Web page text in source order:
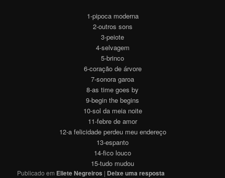
1-pipoca moderna
2-outros sons
3-peiote
4-selvagem
5-brinco
6-coração de árvore
7-sonora garoa
8-as time goes by
9-begin the begins
10-sol da meia noite
11-febre de amor
12-a felicidade perdeu meu endereço
13-espanto
14-fico louco
15-tudo mudou
Publicado em Eliete Negreiros | Deixe uma resposta